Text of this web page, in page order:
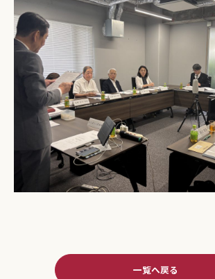
一覧へ戻る